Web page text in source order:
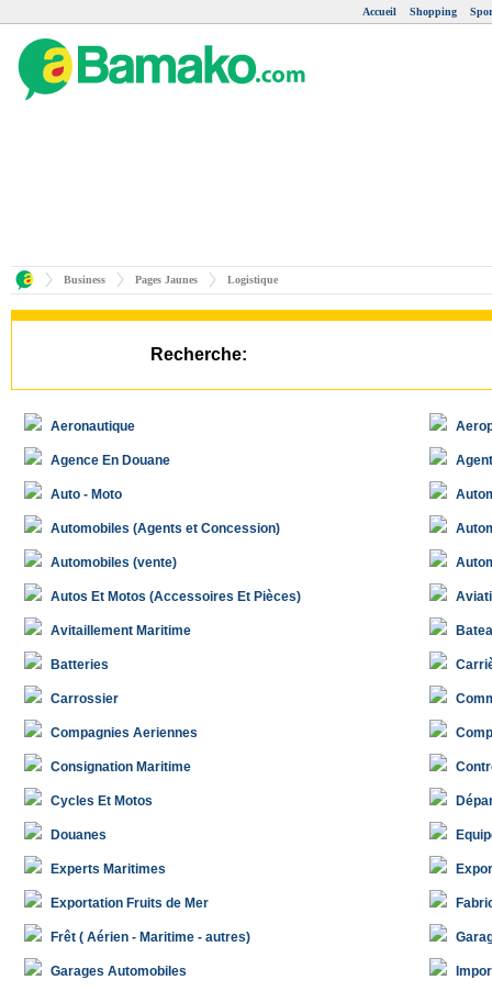
Accueil Shopping
Business Pages Jaunes Logistique
Recherche:
Aeronautique
Agence En Douane
Auto - Moto
Automobiles (Agents et Concession)
Automobiles (vente)
Autos Et Motos (Accessoires Et Pièces)
Avitaillement Maritime
Batteries
Carrossier
Compagnies Aeriennes
Consignation Maritime
Cycles Et Motos
Douanes
Experts Maritimes
Exportation Fruits de Mer
Frêt ( Aérien - Maritime - autres)
Garages Automobiles